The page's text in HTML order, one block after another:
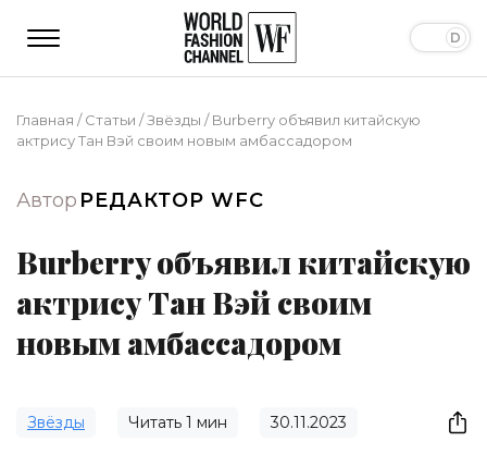
Главная /Статьи /Звёзды /Burberry объявил китайскую
актрису Тан Вэй своим новым амбассадором
Автор РЕДАКТОР WFC
Burberry объявил китайскую
актрису Тан Вэй своим
новым амбассадором
Звёзды Читать 1 мин 30.11.2023